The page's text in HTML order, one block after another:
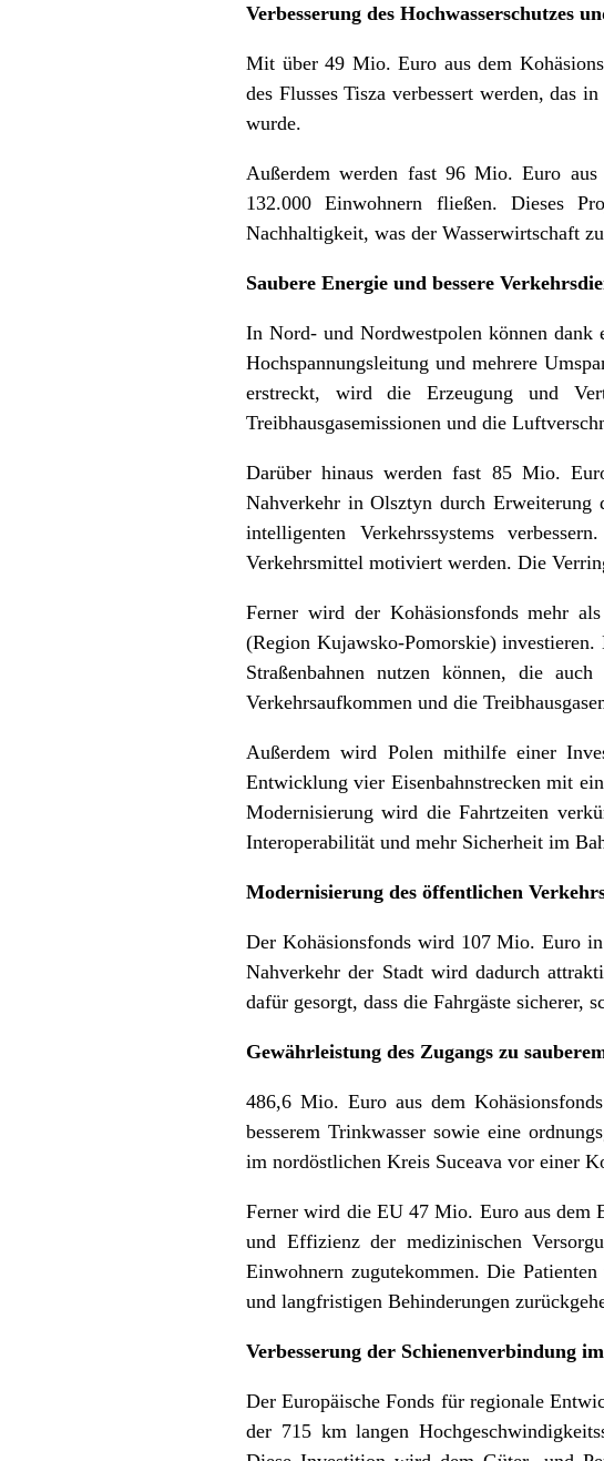
Verbesserung des Hochwasserschutzes
Mit über 49 Mio. Euro aus dem
des Flusses Tisza verbessert werden, das
wurde.
Außerdem werden fast 96 Mio. Euro
132.000 Einwohnern fließen. Dieses
Nachhaltigkeit, was der Wasserwirtschaft
Saubere Energie und bessere
In Nord- und Nordwestpolen können
Hochspannungsleitung und mehrere
erstreckt, wird die Erzeugung und
Treibhausgasemissionen und die
Darüber hinaus werden fast 85 Mio.
Nahverkehr in Olsztyn durch Erweiterung
intelligenten Verkehrssystems
Verkehrsmittel motiviert werden. Die
Ferner wird der Kohäsionsfonds mehr
(Region Kujawsko-Pomorskie)
Straßenbahnen nutzen können, die
Verkehrsaufkommen und die
Außerdem wird Polen mithilfe einer
Entwicklung vier Eisenbahnstrecken mit
Modernisierung wird die Fahrtzeiten
Interoperabilität und mehr Sicherheit im
Modernisierung des öffentlichen
Der Kohäsionsfonds wird 107 Mio. Euro
Nahverkehr der Stadt wird dadurch
dafür gesorgt, dass die Fahrgäste sicherer,
Gewährleistung des Zugangs zu
486,6 Mio. Euro aus dem
besserem Trinkwasser sowie eine
im nordöstlichen Kreis Suceava vor einer
Ferner wird die EU 47 Mio. Euro aus dem
und Effizienz der medizinischen
Einwohnern zugutekommen. Die
und langfristigen Behinderungen
Verbesserung der Schienenverbindung
Der Europäische Fonds für regionale
der 715 km langen